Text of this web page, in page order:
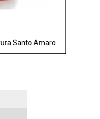
Santo Amaro